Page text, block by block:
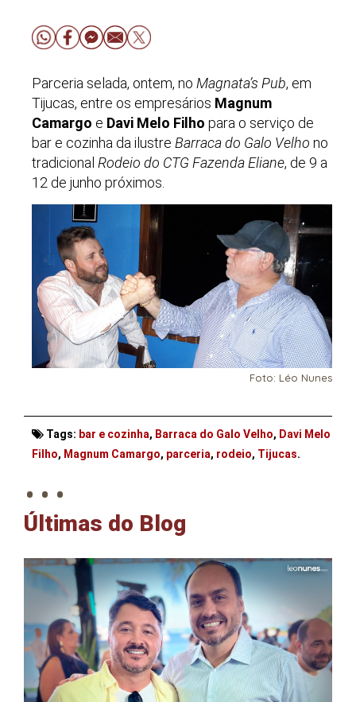
Parceria selada, ontem, no Magnata’s Pub, em
Tijucas, entre os empresários Magnum
Camargo e Davi Melo Filho para o serviço de
bar e cozinha da ilustre Barraca do Galo Velho no
tradicional Rodeio do CTG Fazenda Eliane, de 9 a
12 de junho próximos.
Foto: Léo Nunes
Tags: bar e cozinha, Barraca do Galo Velho, Davi Melo
Filho, Magnum Camargo, parceria, rodeio, Tijucas.
. . .
Últimas do Blog